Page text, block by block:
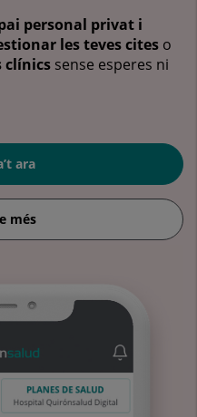
personal privat i
les teves cites o
clínics sense esperes ni
ara
més